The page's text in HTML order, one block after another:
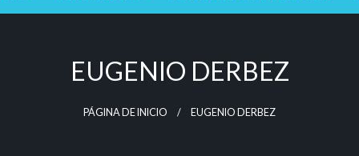
EUGENIO DERBEZ
PÁGINA DE INICIO EUGENIO DERBEZ